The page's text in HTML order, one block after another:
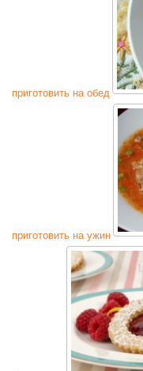
приготовить на обед
приготовить на ужин